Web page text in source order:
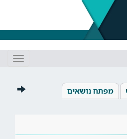
מפתח נושאים